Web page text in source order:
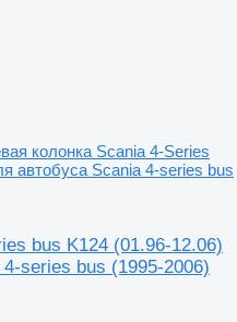
колонка Scania 4-Series
автобуса Scania 4-series bus
bus K124 (01.96-12.06)
series bus (1995-2006)